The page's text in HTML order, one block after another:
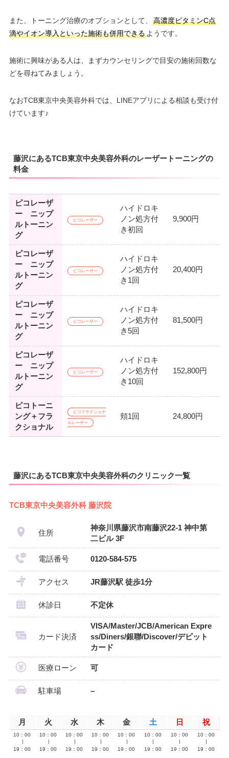
また、トーニング治療のオプションとして、
高濃度ビタミンC点
滴やイオン導入といった施術も併用できるようです。
施術に興味がある人は、まずカウンセリングで目安の施術回数な
どを尋ねてみましょう。
なおTCB東京中央美容外科では、LINEアプリによる相談も受け付
けています♪
藤沢にあるTCB東京中央美容外科のレーザートーニングの
料金
ピコレーザ
ー ニップ
ルトーニン
グ
ピコレーザー
ハイドロキ
ノン処方付
き初回
9,900円
ピコレーザ
ー ニップ
ルトーニン
グ
ピコレーザー
ハイドロキ
ノン処方付
き1回
20,400円
ピコレーザ
ー ニップ
ルトーニン
グ
ピコレーザー
ハイドロキ
ノン処方付
き5回
81,500円
ピコレーザ
ー ニップ
ルトーニン
グ
ピコレーザー
ハイドロキ
ノン処方付
き10回
152,800円
ピコトーニ
ング＋フラ
クショナル
ピコフラクショナ
ルレーザー
頬1回 24,800円
藤沢にあるTCB東京中央美容外科のクリニック一覧
TCB東京中央美容外科 藤沢院
住所
神奈川県藤沢市南藤沢22-1 神中第
二ビル 3F
電話番号 0120-584-575
アクセス JR藤沢駅 徒歩1分
休診日 不定休
カード決済
VISA/Master/JCB/American Expre
ss/Diners/銀聯/Discover/デビット
カード
医療ローン 可
駐車場 –
月 火 水 木 金 土 日 祝
10：00
19：00
10：00
19：00
10：00
19：00
10：00
19：00
10：00
19：00
10：00
19：00
10：00
19：00
10：00
19：00